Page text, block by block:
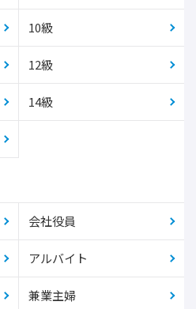
10級
12級
14級
会社役員
アルバイト
兼業主婦